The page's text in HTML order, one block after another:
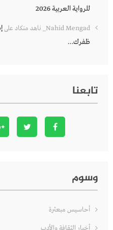
للرواية العربية 2026
Nahid Mengad_ ناهد منكاد على
ظفرك…
تابعنا
وسوم
أحاسيس مبعثرة
أخبار الثقافة والأدب